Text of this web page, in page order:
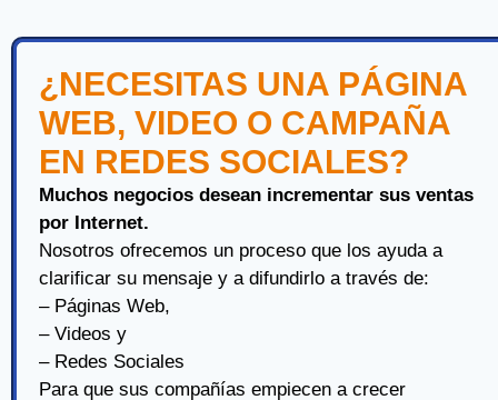
¿NECESITAS UNA PÁGINA
WEB, VIDEO O CAMPAÑA
EN REDES SOCIALES?
Muchos negocios desean incrementar sus ventas
por Internet.
Nosotros ofrecemos un proceso que los ayuda a
clarificar su mensaje y a difundirlo a través de:
– Páginas Web,
– Videos y
– Redes Sociales
Para que sus compañías empiecen a crecer